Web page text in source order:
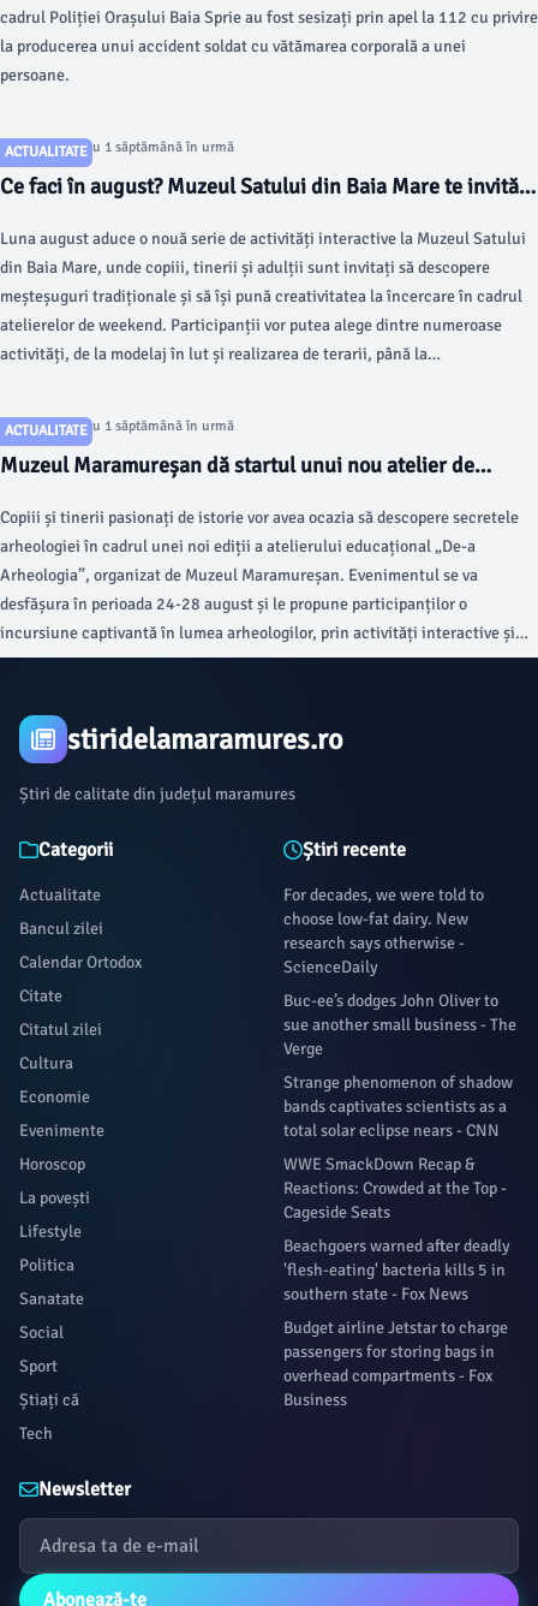
cadrul Poliției Orașului Baia Sprie au fost sesizați prin apel la 112 cu privire
la producerea unui accident soldat cu vătămarea corporală a unei
persoane.
ACTUALITATE
Articol postat cu 1 săptămână în urmă
Ce faci în august? Muzeul Satului din Baia Mare te invită
Luna august aduce o nouă serie de activități interactive la Muzeul Satului
din Baia Mare, unde copiii, tinerii și adulții sunt invitați să descopere
meșteșuguri tradiționale și să își pună creativitatea la încercare în cadrul
atelierelor de weekend. Participanții vor putea alege dintre numeroase
activități, de la modelaj în lut și realizarea de terarii, până la
ACTUALITATE
Articol postat cu 1 săptămână în urmă
Muzeul Maramureșan dă startul unui nou atelier de
Copiii și tinerii pasionați de istorie vor avea ocazia să descopere secretele
arheologiei în cadrul unei noi ediții a atelierului educațional „De-a
Arheologia”, organizat de Muzeul Maramureșan. Evenimentul se va
desfășura în perioada 24-28 august și le propune participanților o
incursiune captivantă în lumea arheologilor, prin activități interactive și
experiențe practice menite să îi apropie de patrimoniul istoric.
stiridelamaramures.ro
Știri de calitate din județul maramures
Categorii
Actualitate
Bancul zilei
Calendar Ortodox
Citate
Citatul zilei
Cultura
Economie
Evenimente
Horoscop
La povești
Lifestyle
Politica
Sanatate
Social
Sport
Știați că
Tech
Știri recente
For decades, we were told to
choose low-fat dairy. New
research says otherwise -
ScienceDaily
Buc-ee’s dodges John Oliver to
sue another small business - The
Verge
Strange phenomenon of shadow
bands captivates scientists as a
total solar eclipse nears - CNN
WWE SmackDown Recap &
Reactions: Crowded at the Top -
Cageside Seats
Beachgoers warned after deadly
'flesh-eating' bacteria kills 5 in
southern state - Fox News
Budget airline Jetstar to charge
passengers for storing bags in
overhead compartments - Fox
Business
Newsletter
Abonează-te